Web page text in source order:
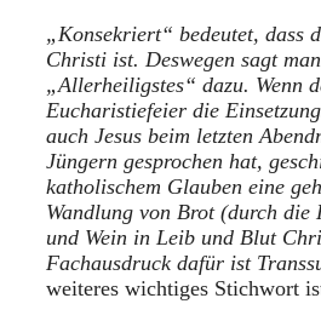
„Konsekriert“ bedeutet, dass
Christi ist. Deswegen sagt
„Allerheiligstes“ dazu. Wenn
Eucharistiefeier die
auch Jesus beim letzten
Jüngern gesprochen hat,
katholischem Glauben eine
Wandlung von Brot (durch die
und Wein in Leib und Blut
Fachausdruck dafür ist
weiteres wichtiges Stichwort